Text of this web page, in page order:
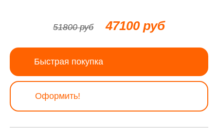
51800 руб 47100 руб
Быстрая покупка
Оформить!